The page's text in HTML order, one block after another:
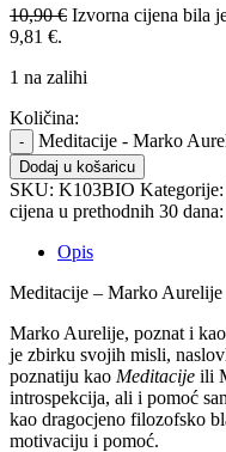
10,90€ Izvorna cijena bila
9,81 €.
1 na zalihi
Količina:
Meditacije - Marko
Dodaj u košaricu
SKU: K103BIO Kategorije:
cijena u prethodnih 30 dana:
Opis
Meditacije – Marko Aurelije
Marko Aurelije, poznat i
je zbirku svojih misli,
poznatiju kao Meditacije ili
introspekcija, ali i pomoć
kao dragocjeno filozofsko
motivaciju i pomoć.